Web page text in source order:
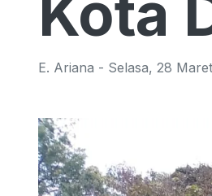
Kota
E. Ariana - Selasa, 28